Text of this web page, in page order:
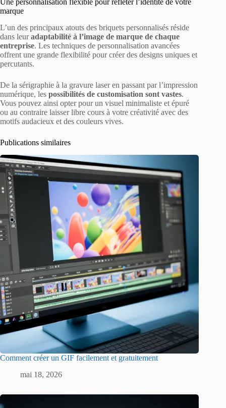
Une personnalisation flexible pour refléter l’identité de votre
marque
L’un des principaux atouts des briquets personnalisés réside
dans leuradaptabilité à l’image de marque de chaque
entreprise. Les techniques de personnalisation avancées
offrent une grande flexibilité pour créer des designs uniques et
percutants.
De la sérigraphie à la gravure laser en passant par l’impression
numérique, les possibilités de customisation sont vastes.
Vous pouvez ainsi opter pour un visuel minimaliste et épuré
ou au contraire laisser libre cours à votre créativité avec des
motifs audacieux et des couleurs vives.
Publications similaires
Comment créer un GIF facilement et gratuitement
mai 18, 2026